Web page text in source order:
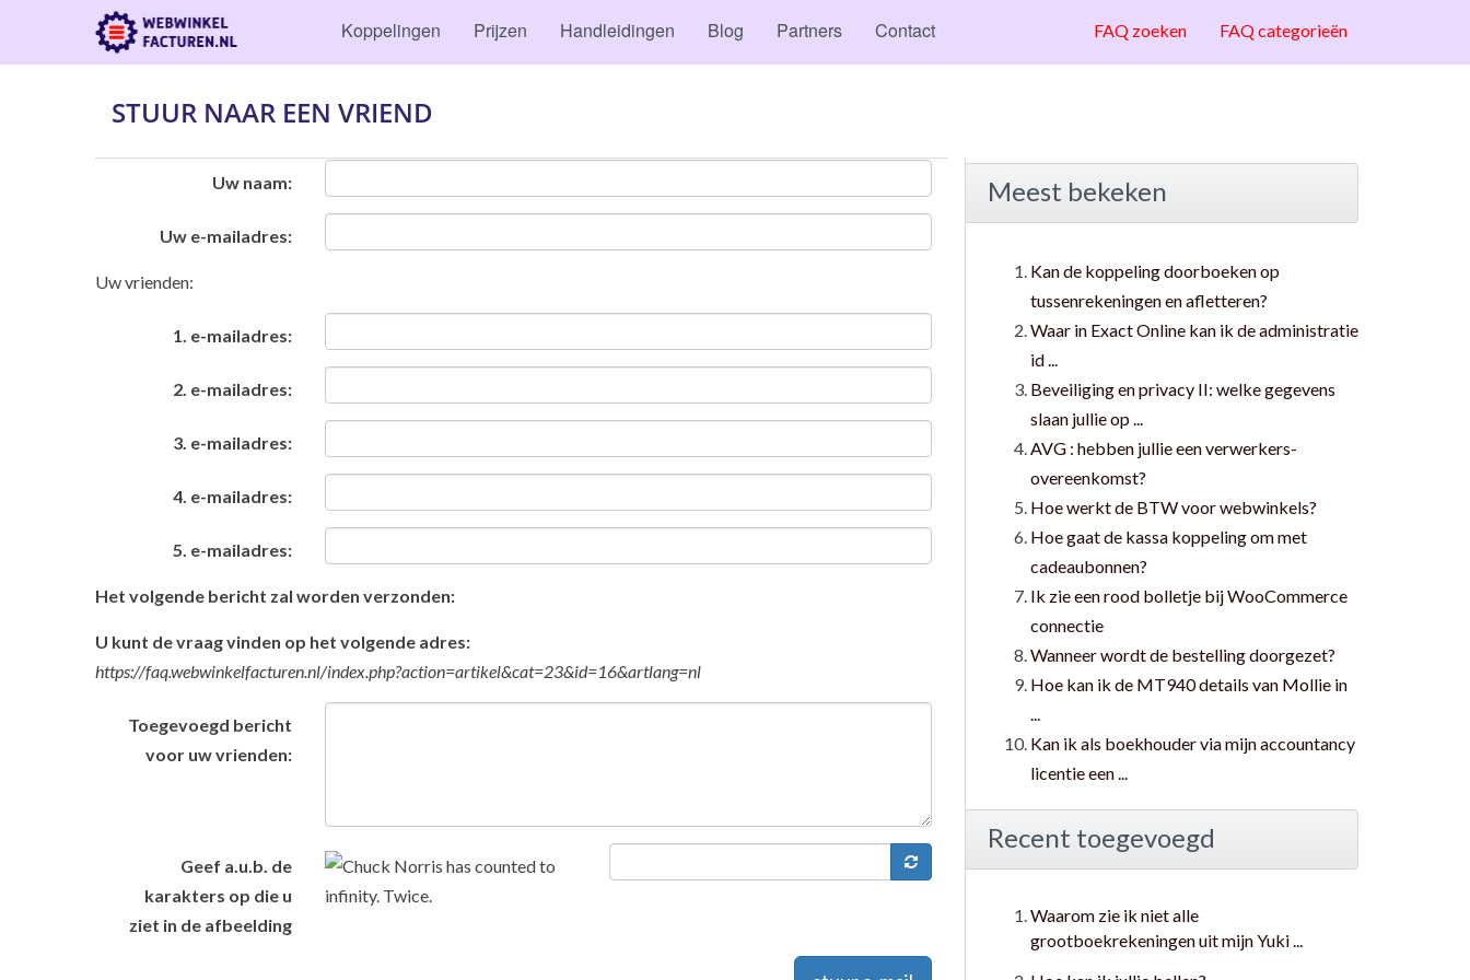
Koppelingen Prijzen Handleidingen Blog Partners Contact FAQ zoeken FAQ categorieën
STUUR NAAR EEN VRIEND
Uw naam:
Uw e-mailadres:
Uw vrienden:
1. e-mailadres:
2. e-mailadres:
3. e-mailadres:
4. e-mailadres:
5. e-mailadres:
Het volgende bericht zal worden verzonden:
U kunt de vraag vinden op het volgende adres:
https://faq.webwinkelfacturen.nl/index.php?action=artikel&cat=23&id=16&artlang=nl
Toegevoegd bericht
voor uw vrienden:
Geef a.u.b. de
karakters op die u
ziet in de afbeelding
Meest bekeken
Kan de koppeling doorboeken op
tussenrekeningen en afletteren?
Waar in Exact Online kan ik de administratie
id ...
Beveiliging en privacy II: welke gegevens
slaan jullie op ...
AVG : hebben jullie een verwerkers-
overeenkomst?
Hoe werkt de BTW voor webwinkels?
Hoe gaat de kassa koppeling om met
cadeaubonnen?
Ik zie een rood bolletje bij WooCommerce
connectie
Wanneer wordt de bestelling doorgezet?
Hoe kan ik de MT940 details van Mollie in
...
Kan ik als boekhouder via mijn accountancy
licentie een ...
Recent toegevoegd
Waarom zie ik niet alle
grootboekrekeningen uit mijn Yuki ...